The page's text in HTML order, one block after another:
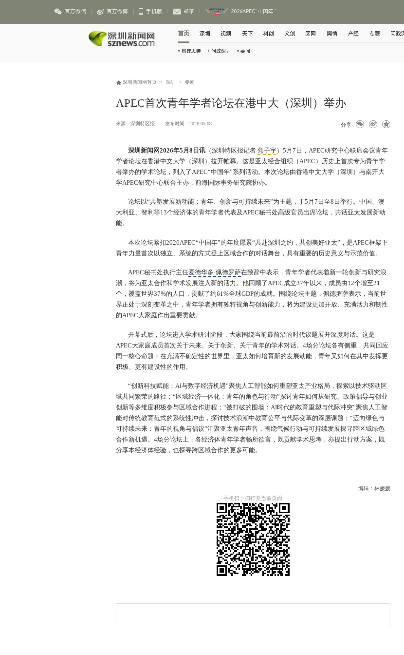
官方微信 官方微博 手机版 邮箱 2026APEC“中国年”
首页
察理思特 问政深圳 要闻
深圳 视频 天下 科创 文创 区网 舆情 产经 专题 问政
深圳新闻网首页 > 深圳 > 要闻
APEC首次青年学者论坛在港中大（深圳）举办
来源：深圳特区报 发布时间：2026-05-08 分享
深圳新闻网2026年5月8日讯 （深圳特区报记者焦子宇）5月7日，APEC研究中心联席会议青年
学者论坛在香港中文大学（深圳）拉开帷幕。这是亚太经合组织（APEC）历史上首次专为青年学
者举办的学术论坛，列入了APEC“中国年”系列活动。本次论坛由香港中文大学（深圳）与南开大
学APEC研究中心联合主办，前海国际事务研究院协办。
论坛以“共塑发展新动能：青年、创新与可持续未来”为主题，于5月7日至8日举行。中国、澳
大利亚、智利等13个经济体的青年学者代表及APEC秘书处高级官员出席论坛，共话亚太发展新动
能。
本次论坛紧扣2026APEC“中国年”的年度愿景“共赴深圳之约，共创美好亚太”，是APEC框架下
青年力量首次以独立、系统的方式登上区域合作的对话舞台，具有重要的历史意义与示范价值。
APEC秘书处执行主任爱德华多·佩德罗萨在致辞中表示，青年学者代表着新一轮创新与研究浪
潮，将为亚太合作和学术发展注入新的活力。他回顾了APEC成立37年以来，成员由12个增至21
个，覆盖世界37%的人口，贡献了约61%全球GDP的成就。围绕论坛主题，佩德罗萨表示，当前世
界正处于深刻变革之中，青年学者拥有独特视角与创新能力，将为建设更加开放、充满活力和韧性
的APEC大家庭作出重要贡献。
开幕式后，论坛进入学术研讨阶段，大家围绕当前最前沿的时代议题展开深度对话。这是
APEC大家庭成员首次关于未来、关于创新、关于青年的学术对话。4场分论坛各有侧重，共同回应
同一核心命题：在充满不确定性的世界里，亚太如何培育新的发展动能，青年又如何在其中发挥更
积极、更有建设性的作用。
“创新科技赋能：AI与数字经济机遇”聚焦人工智能如何重塑亚太产业格局，探索以技术驱动区
域共同繁荣的路径；“区域经济一体化：青年的角色与行动”探讨青年如何从研究、政策倡导与创业
创新等多维度积极参与区域合作进程；“被打破的围墙：AI时代的教育重塑与代际冲突”聚焦人工智
能对传统教育范式的系统性冲击，探讨技术浪潮中教育公平与代际变革的深层课题；“迈向绿色与
可持续未来：青年的视角与倡议”汇聚亚太青年声音，围绕气候行动与可持续发展探寻跨区域绿色
合作新机遇。4场分论坛上，各经济体青年学者畅所欲言，既贡献学术思考，亦提出行动方案，既
分享本经济体经验，也探寻跨区域合作的更多可能。
编辑：林媛媛
手机扫一扫打开当前页面